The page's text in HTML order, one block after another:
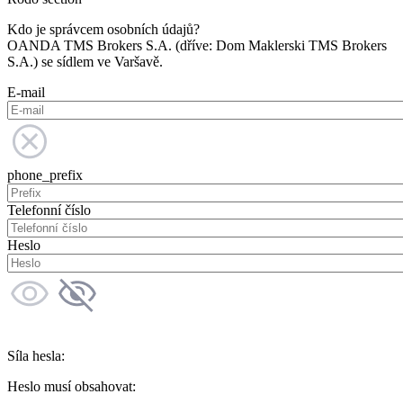
Kdo je správcem osobních údajů?
OANDA TMS Brokers S.A. (dříve: Dom Maklerski TMS Brokers
S.A.) se sídlem ve Varšavě.
E-mail
phone_prefix
Telefonní číslo
Heslo
Síla hesla:
Heslo musí obsahovat: